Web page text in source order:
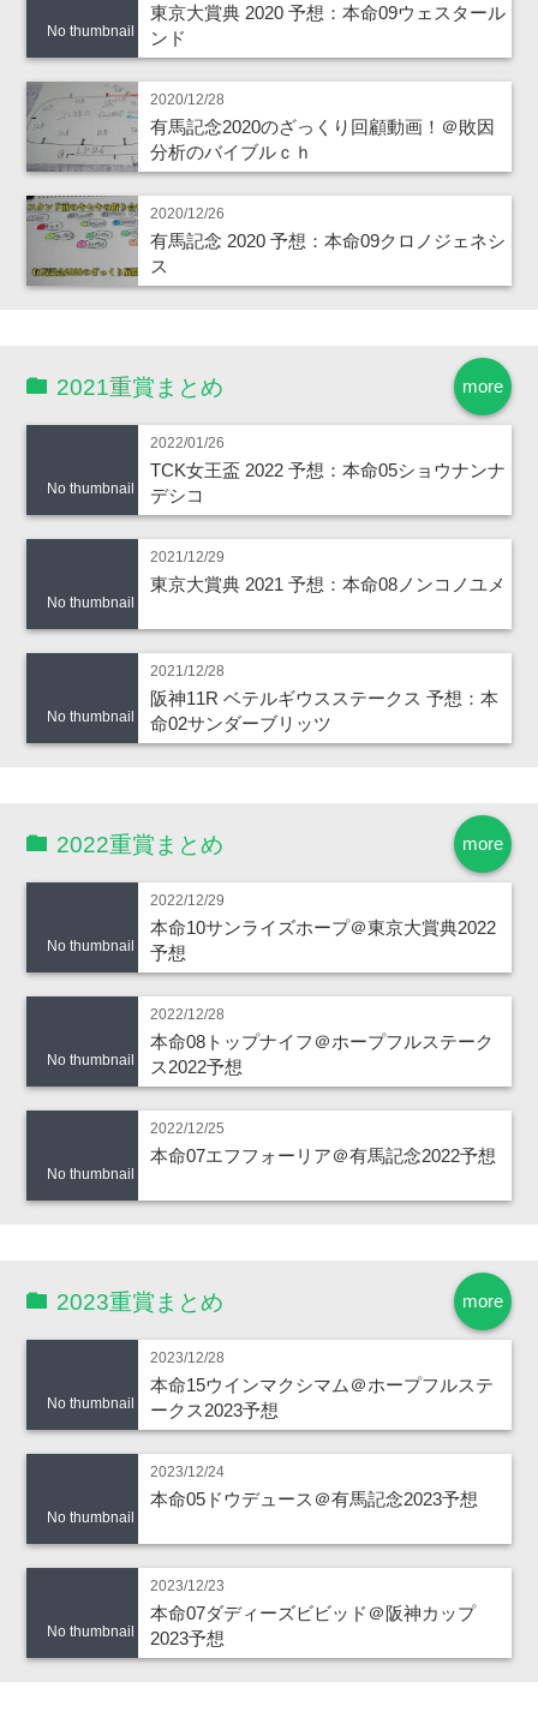
No thumbnail
東京大賞典 2020 予想：本命09ウェスタール
ンド
2020/12/28
有馬記念2020のざっくり回顧動画！＠敗因
分析のバイブルｃｈ
2020/12/26
有馬記念 2020 予想：本命09クロノジェネシ
ス
more
2021重賞まとめ
No thumbnail
2022/01/26
TCK女王盃 2022 予想：本命05ショウナンナ
デシコ
No thumbnail
2021/12/29
東京大賞典 2021 予想：本命08ノンコノユメ
No thumbnail
2021/12/28
阪神11R ベテルギウスステークス 予想：本
命02サンダーブリッツ
more
2022重賞まとめ
No thumbnail
2022/12/29
本命10サンライズホープ＠東京大賞典2022
予想
No thumbnail
2022/12/28
本命08トップナイフ＠ホープフルステーク
ス2022予想
No thumbnail
2022/12/25
本命07エフフォーリア＠有馬記念2022予想
more
2023重賞まとめ
No thumbnail
2023/12/28
本命15ウインマクシマム＠ホープフルステ
ークス2023予想
No thumbnail
2023/12/24
本命05ドウデュース＠有馬記念2023予想
No thumbnail
2023/12/23
本命07ダディーズビビッド＠阪神カップ
2023予想